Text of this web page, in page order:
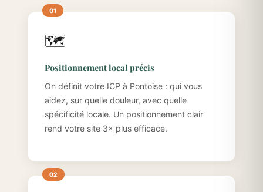
🗺️
Positionnement local précis
On définit votre ICP à Pontoise : qui vous
aidez, sur quelle douleur, avec quelle
spécificité locale. Un positionnement clair
rend votre site 3× plus efficace.